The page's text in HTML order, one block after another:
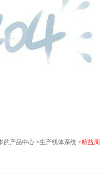
的产品中心 >生产线体系统 >精益周